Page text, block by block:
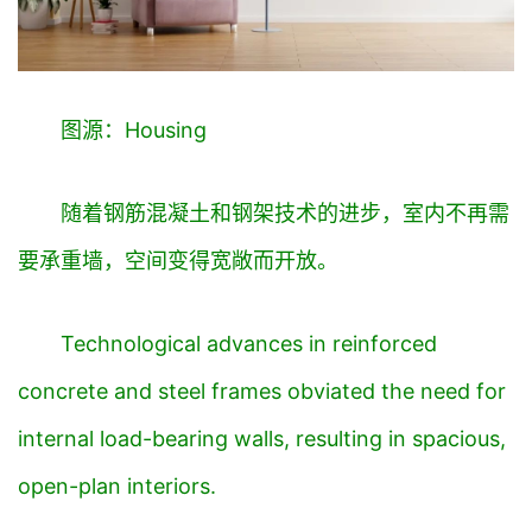
图源：Housing
随着钢筋混凝土和钢架技术的进步，室内不再需
要承重墙，空间变得宽敞而开放。
Technological advances in reinforced
concrete and steel frames obviated the need for
internal load-bearing walls, resulting in spacious,
open-plan interiors.